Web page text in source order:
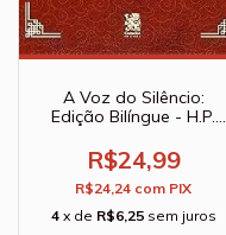
A Voz do Silêncio:
Edição Bilíngue - H.P.
R$24,99
R$24,24 com PIX
4 x de R$6,25 sem juros